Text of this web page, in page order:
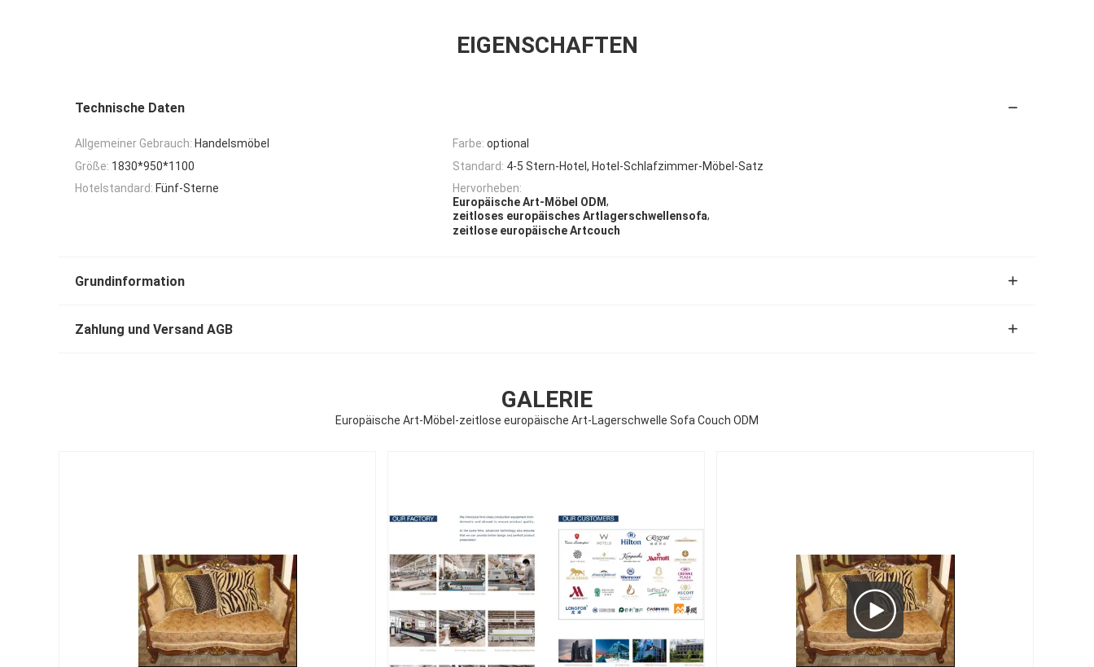
EIGENSCHAFTEN
Technische Daten
Allgemeiner Gebrauch: Handelsmöbel Farbe: optional
Größe: 1830*950*1100 Standard: 4-5 Stern-Hotel, Hotel-Schlafzimmer-Möbel-Satz
Hotelstandard: Fünf-Sterne
Hervorheben:
Europäische Art-Möbel ODM,
zeitloses europäisches Artlagerschwellensofa,
zeitlose europäische Artcouch
Grundinformation
Zahlung und Versand AGB
GALERIE
Europäische Art-Möbel-zeitlose europäische Art-Lagerschwelle Sofa Couch ODM